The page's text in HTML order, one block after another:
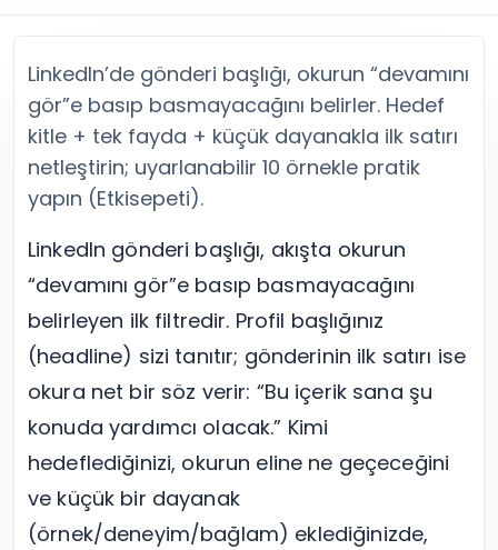
Twitter (X) Takipçi Satın Al
Twitter (X) Video İzlenme Satın Al
Tümünü Gör
YouTube
YouTube Abone Satın Al
YouTube Beğeni Satın Al
YouTube İzlenme Satın Al
YouTube Yorum Satın Al
Facebook
Facebook Beğeni Satın Al
Facebook Takipçi Satın Al
Facebook Video İzlenme Satın Al
Tümünü Gör
X (Twitter) Ücretsiz Beğeni
Diğer ücretsiz araçlar
Facebook Araçları
LinkedIn Araçları
Spotify Araçları
Telegram Araçları
Twitch Araçları
SoundCloud Araçları
Snapchat Araçları
Tümünü Gör
LinkedIn’de gönderi başlığı, okurun “devamını
gör”e basıp basmayacağını belirler. Hedef
kitle + tek fayda + küçük dayanakla ilk satırı
netleştirin; uyarlanabilir 10 örnekle pratik
yapın (Etkisepeti).
LinkedIn gönderi başlığı, akışta okurun
“devamını gör”e basıp basmayacağını
belirleyen ilk filtredir. Profil başlığınız
(headline) sizi tanıtır; gönderinin ilk satırı ise
okura net bir söz verir: “Bu içerik sana şu
konuda yardımcı olacak.” Kimi
hedeflediğinizi, okurun eline ne geçeceğini
ve küçük bir dayanak
(örnek/deneyim/bağlam) eklediğinizde,